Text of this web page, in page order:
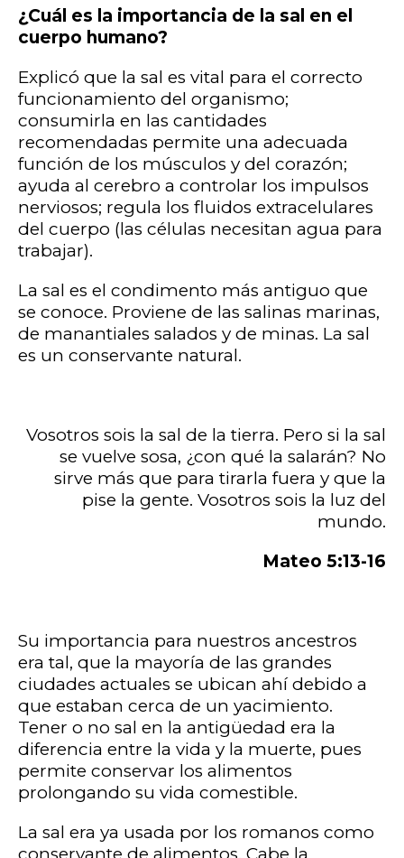
¿Cuál es la importancia de la sal en el
cuerpo humano?
Explicó que la sal es vital para el correcto
funcionamiento del organismo;
consumirla en las cantidades
recomendadas permite una adecuada
función de los músculos y del corazón;
ayuda al cerebro a controlar los impulsos
nerviosos; regula los fluidos extracelulares
del cuerpo (las células necesitan agua para
trabajar).
La sal es el condimento más antiguo que
se conoce. Proviene de las salinas marinas,
de manantiales salados y de minas. La sal
es un conservante natural.
Vosotros sois la sal de la tierra. Pero si la sal
se vuelve sosa, ¿con qué la salarán? No
sirve más que para tirarla fuera y que la
pise la gente. Vosotros sois la luz del
mundo.
Mateo 5:13-16
Su importancia para nuestros ancestros
era tal, que la mayoría de las grandes
ciudades actuales se ubican ahí debido a
que estaban cerca de un yacimiento.
Tener o no sal en la antigüedad era la
diferencia entre la vida y la muerte, pues
permite conservar los alimentos
prolongando su vida comestible.
La sal era ya usada por los romanos como